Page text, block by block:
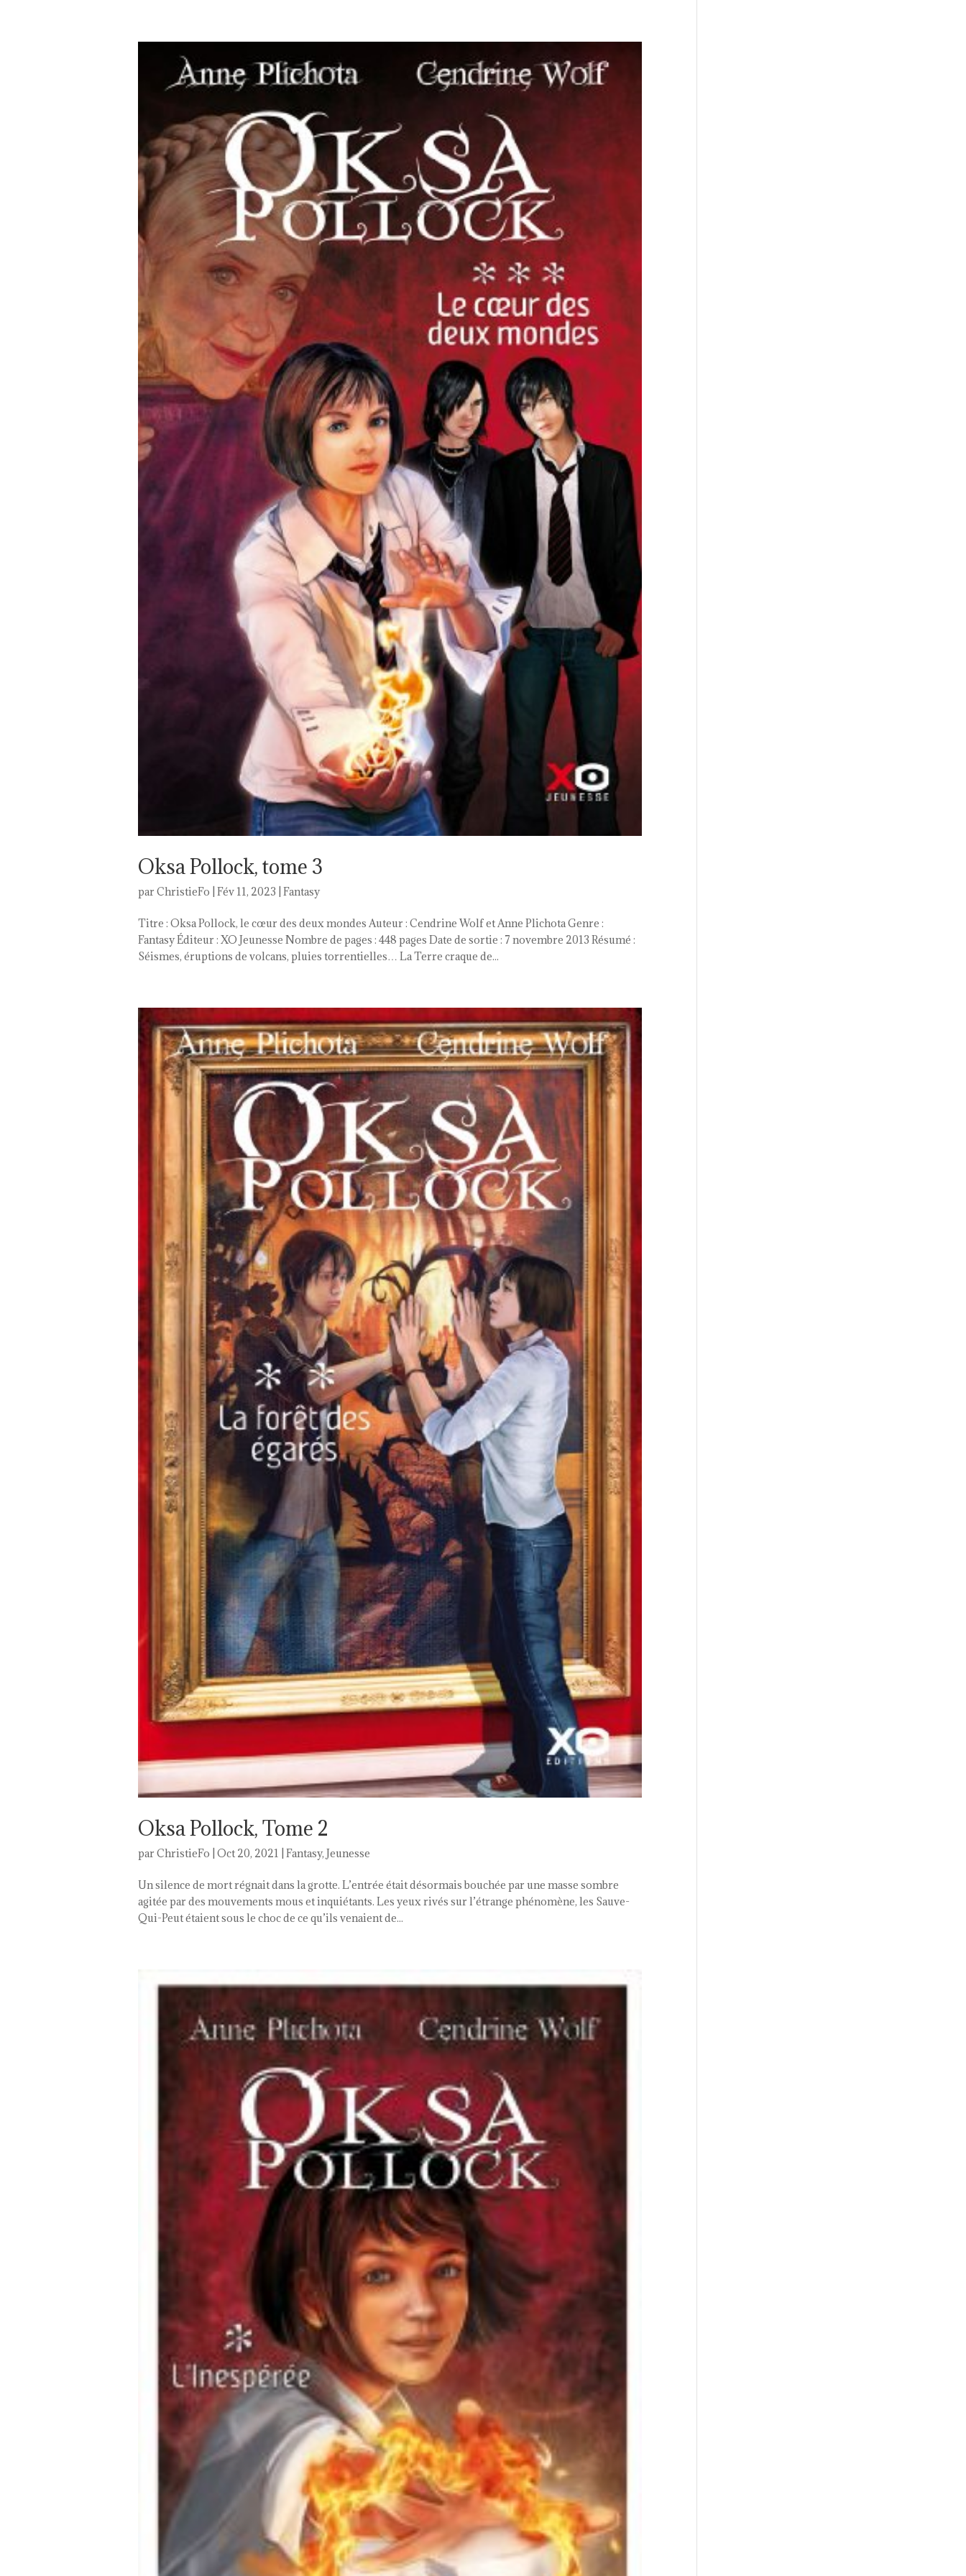
Oksa Pollock, tome 3
par ChristieFo Fév 11, 2023 Fantasy
Titre : Oksa Pollock, le cœur des deux mondes Auteur : Cendrine Wolf et Anne Plichota Genre :
Fantasy Éditeur : XO Jeunesse Nombre de pages : 448 pages Date de sortie : 7 novembre 2013 Résumé :
Séismes, éruptions de volcans, pluies torrentielles… La Terre craque de...
Oksa Pollock, Tome 2
par ChristieFo Oct 20, 2021 Fantasy, Jeunesse
Un silence de mort régnait dans la grotte. L’entrée était désormais bouchée par une masse sombre
agitée par des mouvements mous et inquiétants. Les yeux rivés sur l’étrange phénomène, les Sauve-
Qui-Peut étaient sous le choc de ce qu’ils venaient de...